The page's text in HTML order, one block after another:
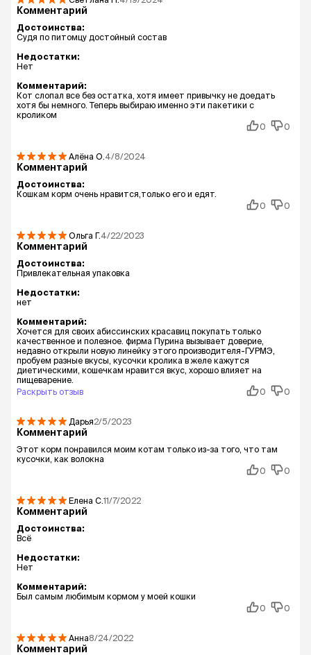
Комментарий
Достоинства:
Судя по питомцу достойный состав
Недостатки:
Нет
Комментарий:
Кот слопал все без остатка, хотя имеет привычку не доедать
хотя бы немного. Теперь выбираю именно эти пакетики с
кроликом
0
0
Алёна О. 4/8/2024
Комментарий
Достоинства:
Кошкам корм очень нравится,только его и едят.
0
0
Ольга Г.4/22/2023
Комментарий
Достоинства:
Привлекательная упаковка
Недостатки:
нет
Комментарий:
Хочется для своих абиссинских красавиц покупать только
качественное и полезное. фирма Пурина вызывает доверие,
недавно открыли новую линейку этого производителя-ГУРМЭ,
пробуем разные вкусы, кусочки кролика в желе кажутся
диетическими, кошечкам нравится вкус, хорошо влияет на
пищеварение.
Раскрыть отзыв
0 0
Дарья2/5/2023
Комментарий
Этот корм понравился моим котам только из-за того, что там
кусочки, как волокна
0
0
Елена С.11/7/2022
Комментарий
Достоинства:
Всё
Недостатки:
Нет
Комментарий:
Был самым любимым кормом у моей кошки
0
0
Анна8/24/2022
Комментарий